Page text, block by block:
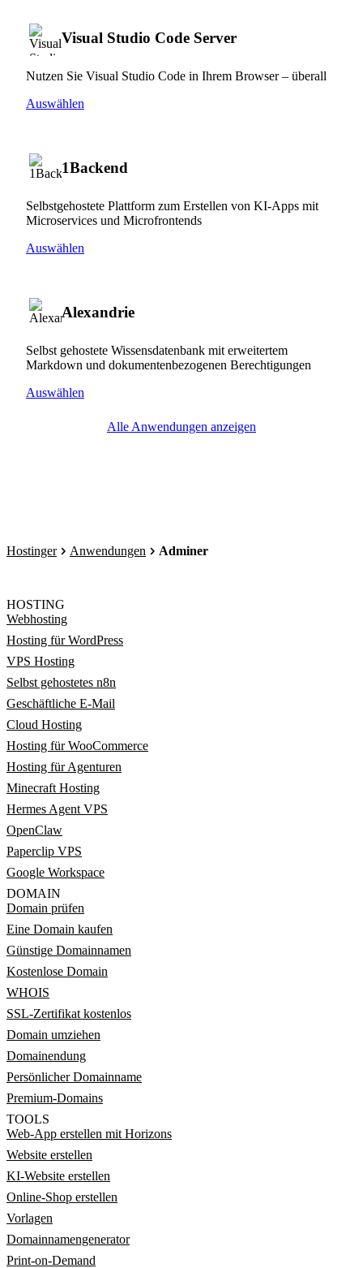
Visual Studio Code Server
Nutzen Sie Visual Studio Code in Ihrem Browser – überall
Auswählen
1Backend
Selbstgehostete Plattform zum Erstellen von KI-Apps mit
Microservices und Microfrontends
Auswählen
Alexandrie
Selbst gehostete Wissensdatenbank mit erweitertem
Markdown und dokumentenbezogenen Berechtigungen
Auswählen
Alle Anwendungen anzeigen
Hostinger Anwendungen Adminer
HOSTING
Webhosting
Hosting für WordPress
VPS Hosting
Selbst gehostetes n8n
Geschäftliche E-Mail
Cloud Hosting
Hosting für WooCommerce
Hosting für Agenturen
Minecraft Hosting
Hermes Agent VPS
OpenClaw
Paperclip VPS
Google Workspace
DOMAIN
Domain prüfen
Eine Domain kaufen
Günstige Domainnamen
Kostenlose Domain
WHOIS
SSL-Zertifikat kostenlos
Domain umziehen
Domainendung
Persönlicher Domainname
Premium-Domains
TOOLS
Web-App erstellen mit Horizons
Website erstellen
KI-Website erstellen
Online-Shop erstellen
Vorlagen
Domainnamengenerator
Print-on-Demand